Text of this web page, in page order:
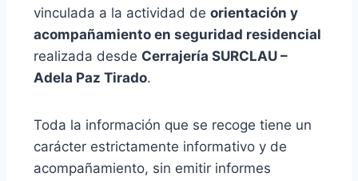
vinculada a la actividad de orientación y
acompañamiento en seguridad residencial
realizada desde Cerrajería SURCLAU –
Adela Paz Tirado.
Toda la información que se recoge tiene un
carácter estrictamente informativo y de
acompañamiento, sin emitir informes